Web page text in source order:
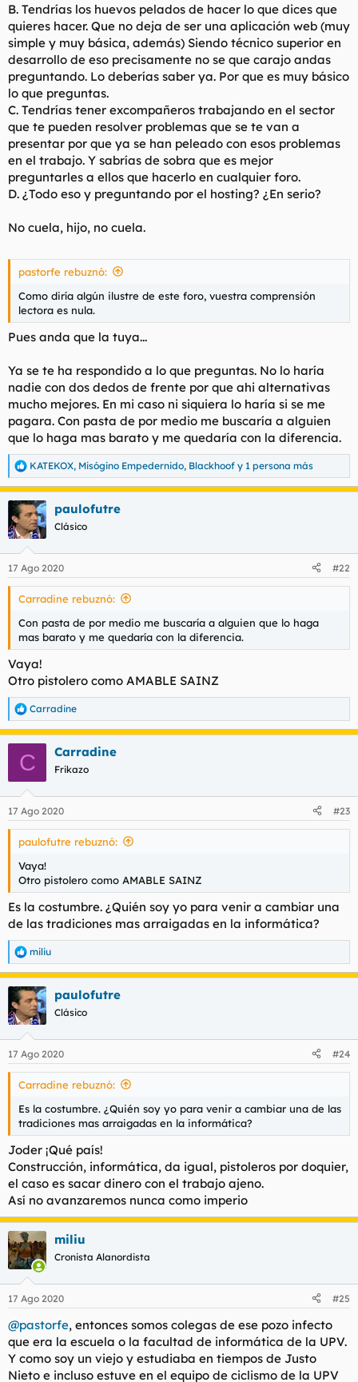
B. Tendrías los huevos pelados de hacer lo que dices que
quieres hacer. Que no deja de ser una aplicación web (muy
simple y muy básica, además) Siendo técnico superior en
desarrollo de eso precisamente no se que carajo andas
preguntando. Lo deberías saber ya. Por que es muy básico
lo que preguntas.
C. Tendrías tener excompañeros trabajando en el sector
que te pueden resolver problemas que se te van a
presentar por que ya se han peleado con esos problemas
en el trabajo. Y sabrías de sobra que es mejor
preguntarles a ellos que hacerlo en cualquier foro.
D. ¿Todo eso y preguntando por el hosting? ¿En serio?
No cuela, hijo, no cuela.
pastorfe rebuznó:
Como diría algún ilustre de este foro, vuestra comprensión
lectora es nula.
Pues anda que la tuya...
Ya se te ha respondido a lo que preguntas. No lo haría
nadie con dos dedos de frente por que ahi alternativas
mucho mejores. En mi caso ni siquiera lo haría si se me
pagara. Con pasta de por medio me buscaría a alguien
que lo haga mas barato y me quedaría con la diferencia.
R
e
a
c
c
i
e
s
KATEKOX, Misógino Empedernido, Blackhoof y 1 persona más
paulofutre
Clásico
17 Ago 2020 #22
Carradine rebuznó:
Con pasta de por medio me buscaría a alguien que lo haga
mas barato y me quedaría con la diferencia.
Vaya!
Otro pistolero como AMABLE SAINZ
R
e
a
e
s
Carradine
C Carradine
Frikazo
17 Ago 2020 #23
paulofutre rebuznó:
Vaya!
Otro pistolero como AMABLE SAINZ
Es la costumbre. ¿Quién soy yo para venir a cambiar una
de las tradiciones mas arraigadas en la informática?
R
e
a
c
c
i
e
s
miliu
paulofutre
Clásico
17 Ago 2020 #24
Carradine rebuznó:
Es la costumbre. ¿Quién soy yo para venir a cambiar una de las
tradiciones mas arraigadas en la informática?
Joder ¡Qué país!
Construcción, informática, da igual, pistoleros por doquier,
el caso es sacar dinero con el trabajo ajeno.
Así no avanzaremos nunca como imperio
miliu
Cronista Alanordista
17 Ago 2020 #25
@pastorfe, entonces somos colegas de ese pozo infecto
que era la escuela o la facultad de informática de la UPV.
Y como soy un viejo y estudiaba en tiempos de Justo
Nieto e incluso estuve en el equipo de ciclismo de la UPV